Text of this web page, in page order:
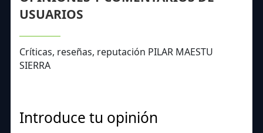
USUARIOS
Críticas, reseñas, reputación PILAR MAESTU
SIERRA
Introduce tu opinión